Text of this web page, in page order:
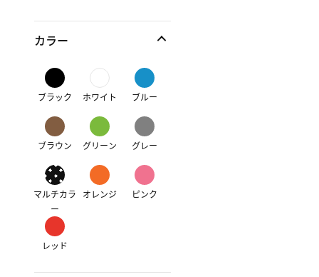
カラー
ブラック ホワイト ブルー
ブラウン グリーン グレー
マルチカラ
ー
オレンジ ピンク
レッド